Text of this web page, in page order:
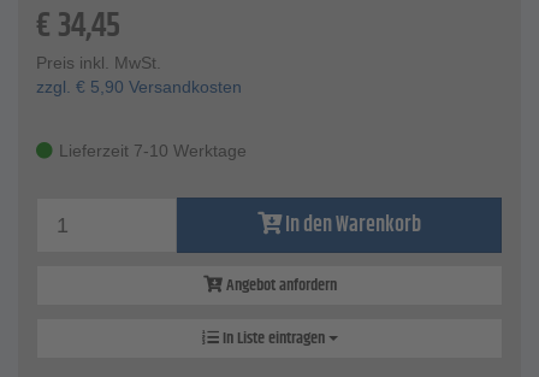
€34,45
Preis inkl. MwSt.
zzgl. € 5,90 Versandkosten
Lieferzeit 7-10 Werktage
In den Warenkorb
Angebot anfordern
In Liste eintragen